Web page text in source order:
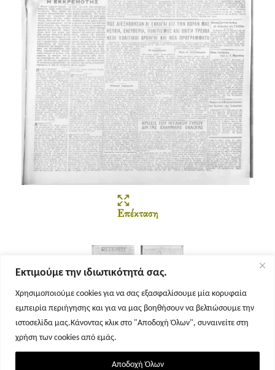
Εκτιμούμε την ιδιωτικότητά σας.
Χρησιμοποιούμε cookies για να σας εξασφαλίσουμε μία κορυφαία
εμπειρία περιήγησης και για να μας βοηθήσουν να βελτιώσουμε την
ιστοσελίδα μας.Κάνοντας κλικ στο "Αποδοχή Όλων", συναινείτε στη
χρήση των cookies από εμάς.
Αποδοχή Όλων
Επέκταση
Σελίδα 1 Σελίδα 2